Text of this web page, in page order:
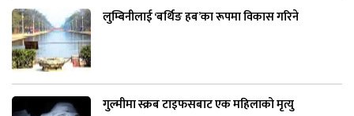
लुम्बिनीलाई ‘बर्थिङ हब’का रूपमा विकास गरिने
गुल्मीमा स्क्रब टाइफसबाट एक महिलाको मृत्यु